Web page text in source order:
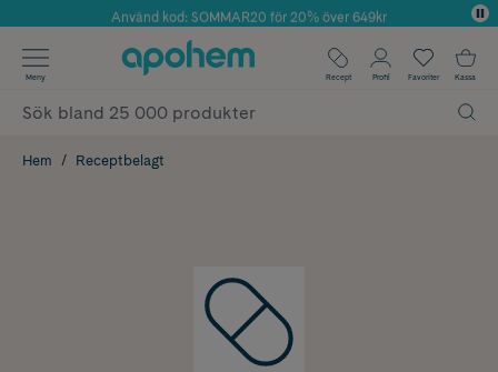
Årets Butik 2025 inom Skönhet
Använd kod: SOMMAR20 för 20% över 649kr
✓ Fri frakt
✓ Poäng på alla köp*
Meny Recept Profil Favoriter Kassa
Hem Receptbelagt